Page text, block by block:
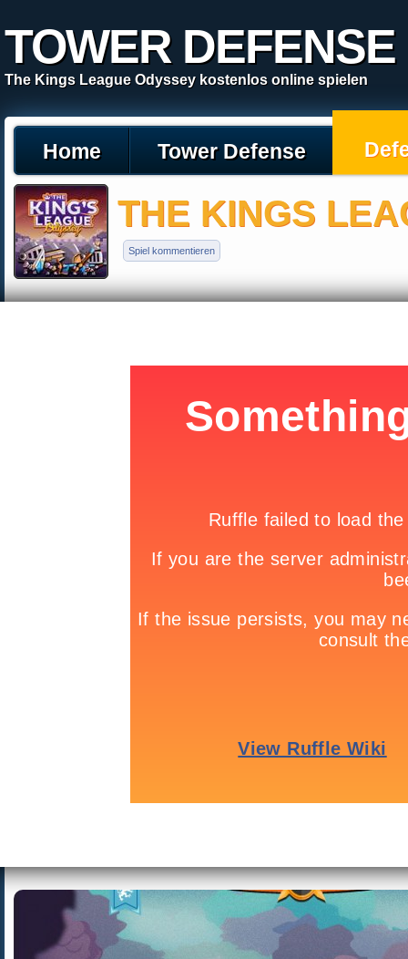
TOWER DEFENSE
The Kings League Odyssey kostenlos online spielen
Home Tower Defense
THE KINGS
Spiel kommentieren